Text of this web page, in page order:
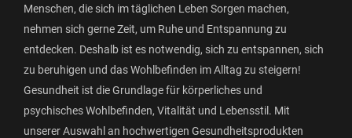
Menschen, die sich im täglichen Leben Sorgen machen,
nehmen sich gerne Zeit, um Ruhe und Entspannung zu
entdecken. Deshalb ist es notwendig, sich zu entspannen, sich
zu beruhigen und das Wohlbefinden im Alltag zu steigern!
Gesundheit ist die Grundlage für körperliches und
psychisches Wohlbefinden, Vitalität und Lebensstil. Mit
unserer Auswahl an hochwertigen Gesundheitsprodukten